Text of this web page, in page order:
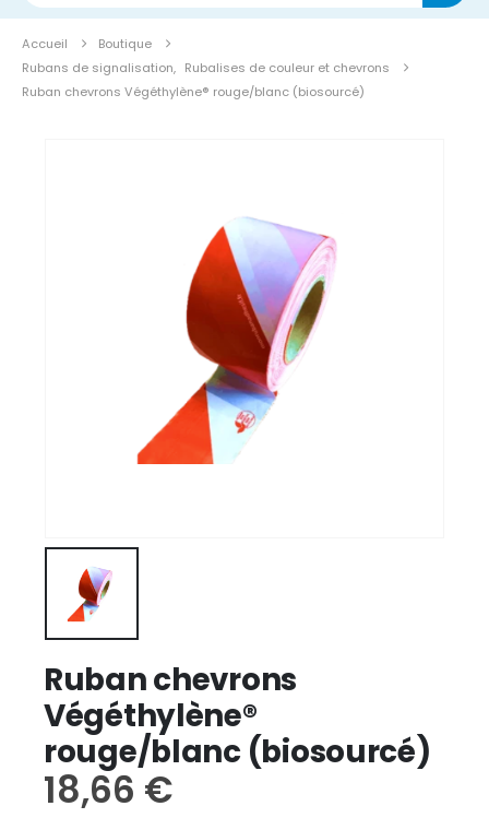
Accueil
Boutique
Rubans de signalisation, Rubalises de couleur et chevrons
Ruban chevrons Végéthylène® rouge/blanc (biosourcé)
Ruban chevrons
Végéthylène®
rouge/blanc (biosourcé)
18,66 €